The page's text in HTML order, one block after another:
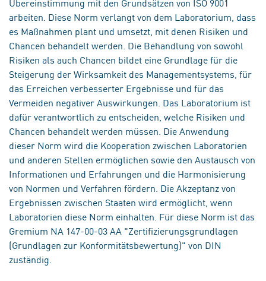
arbeiten. Diese Norm verlangt von dem Laboratorium, dass
es Maßnahmen plant und umsetzt, mit denen Risiken und
Chancen behandelt werden. Die Behandlung von sowohl
Risiken als auch Chancen bildet eine Grundlage für die
Steigerung der Wirksamkeit des Managementsystems, für
das Erreichen verbesserter Ergebnisse und für das
Vermeiden negativer Auswirkungen. Das Laboratorium ist
dafür verantwortlich zu entscheiden, welche Risiken und
Chancen behandelt werden müssen. Die Anwendung
dieser Norm wird die Kooperation zwischen Laboratorien
und anderen Stellen ermöglichen sowie den Austausch von
Informationen und Erfahrungen und die Harmonisierung
von Normen und Verfahren fördern. Die Akzeptanz von
Ergebnissen zwischen Staaten wird ermöglicht, wenn
Laboratorien diese Norm einhalten. Für diese Norm ist das
Gremium NA 147-00-03 AA "Zertifizierungsgrundlagen
(Grundlagen zur Konformitätsbewertung)" von DIN
zuständig.